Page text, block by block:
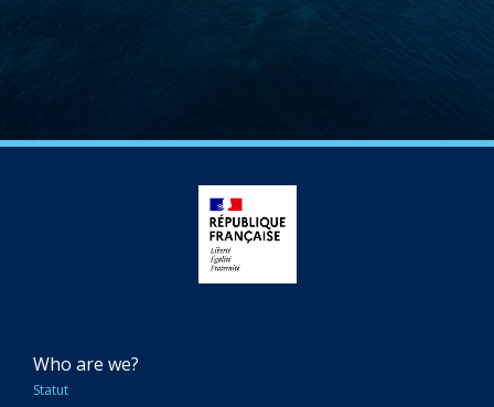
NAVIGATION
PRINCIPALE
Who are we?
Statut